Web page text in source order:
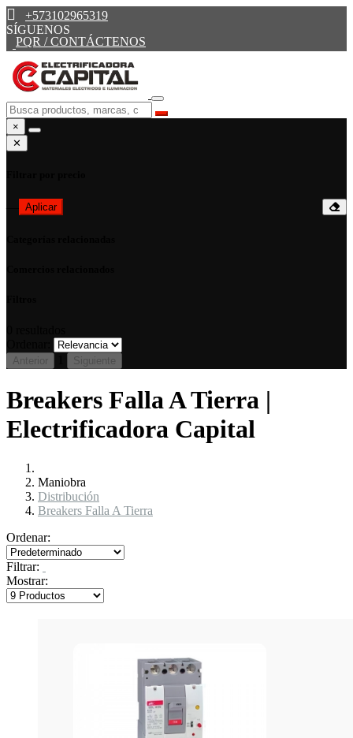
+573102965319
SÍGUENOS
PQR / CONTÁCTENOS
×
✕
Aplicar
Anterior Siguiente
Breakers Falla A Tierra |
Electrificadora Capital
Maniobra
Distribución
Breakers Falla A Tierra
Ordenar:
Filtrar:
Mostrar: